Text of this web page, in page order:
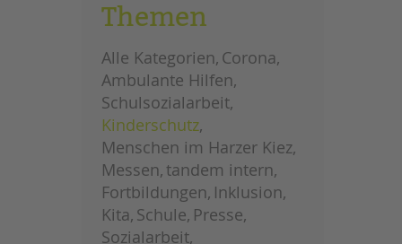
Impressum
Datenschutz
Hinweisgebersystem
Intranet
SuchenThemen
Alle Kategorien Corona
Ambulante Hilfen
Schulsozialarbeit
Kinderschutz
Menschen im Harzer Kiez
Messen tandem intern
Fortbildungen Inklusion
Kita Schule Presse
Sozialarbeit